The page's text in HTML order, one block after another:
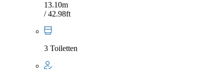
13.10m
/ 42.98ft
3 Toiletten